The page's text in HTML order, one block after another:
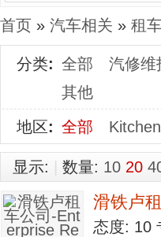
首页 » 汽车相关 » 租
分类: 全部 汽修维
其他
地区: 全部
显示: 数量: 10 20
滑铁卢
态度: 10